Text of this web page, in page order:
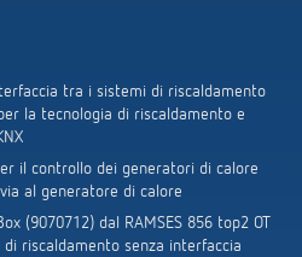
l'illuminazione
mondo
tra i sistemi di riscaldamento
la tecnologia di riscaldamento e
il controllo dei generatori di calore
al generatore di calore
(9070712) dal RAMSES 856 top2 OT
riscaldamento senza interfaccia